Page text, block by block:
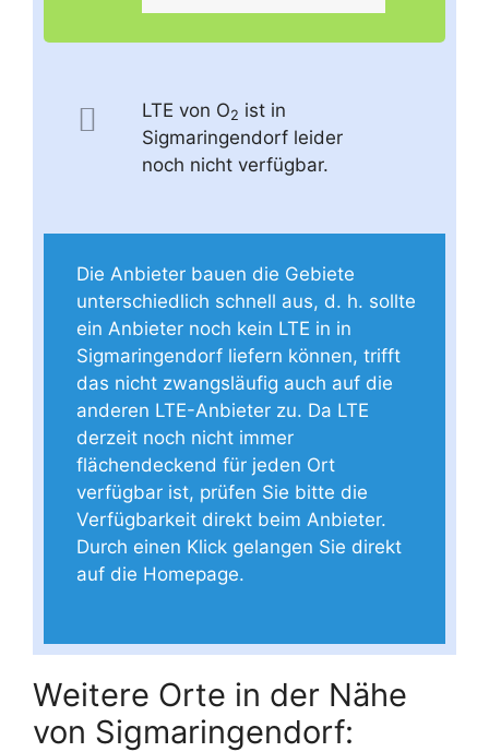
LTE von O2 ist in
Sigmaringendorf leider
noch nicht verfügbar.
Die Anbieter bauen die Gebiete
unterschiedlich schnell aus, d. h. sollte
ein Anbieter noch kein LTE in in
Sigmaringendorf liefern können, trifft
das nicht zwangsläufig auch auf die
anderen LTE-Anbieter zu. Da LTE
derzeit noch nicht immer
flächendeckend für jeden Ort
verfügbar ist, prüfen Sie bitte die
Verfügbarkeit direkt beim Anbieter.
Durch einen Klick gelangen Sie direkt
auf die Homepage.
Weitere Orte in der Nähe
von Sigmaringendorf: